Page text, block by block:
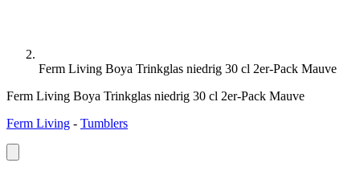
Ferm Living Boya Trinkglas niedrig 30 cl 2er-Pack Mauve
Ferm Living Boya Trinkglas niedrig 30 cl 2er-Pack Mauve
Ferm Living - Tumblers